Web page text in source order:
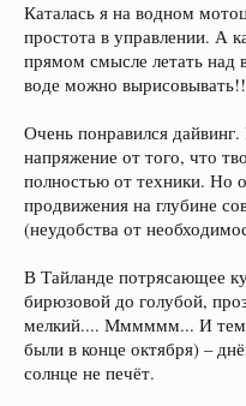
Каталась я на водном
простота в управлении. А
прямом смысле летать над
воде можно
Очень понравился
напряжение от того, что
полностью от техники. Но
продвижения на глубине
(неудобства от
В Тайланде потрясающее
бирюзовой до голубой,
мелкий.... Мммммм... И
были в конце октября) –
солнце не печёт.